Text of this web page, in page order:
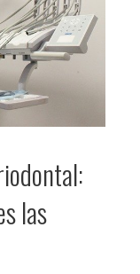
las